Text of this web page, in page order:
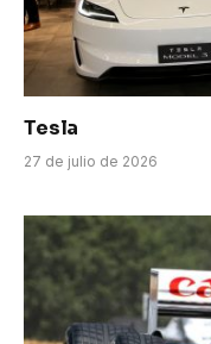
Tesla
27 de julio de 2026